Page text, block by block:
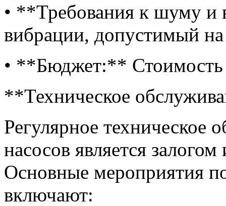
• **Требования к шуму
вибрации, допустимый
• **Бюджет:** Стоимость
**Техническое
Регулярное техническое
насосов является
Основные мероприятия
включают: